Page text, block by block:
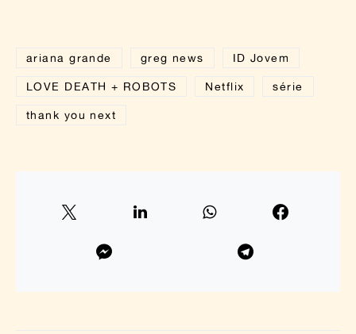
ariana grande greg news ID Jovem
LOVE DEATH + ROBOTS Netflix série
thank you next